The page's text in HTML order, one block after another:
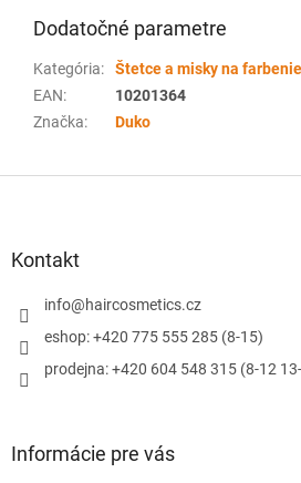
Dodatočné parametre
Kategória:
Štetce a misky na
EAN:
10201364
Značka: Duko
Kontakt
info@haircosmetics.cz
eshop: +420 775 555 285 (8-15)
prodejna: +420 604 548 315 (8-12
Informácie pre vás